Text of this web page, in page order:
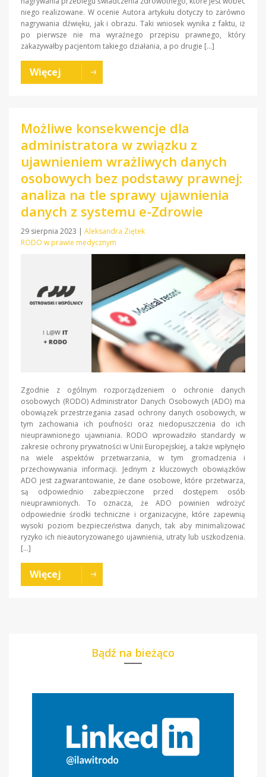
niego realizowane. W ocenie Autora artykułu dotyczy to zarówno
nagrywania dźwięku, jak i obrazu. Taki wniosek wynika z faktu, iż
po pierwsze nie ma wyraźnego przepisu prawnego, który
zakazywałby pacjentom takiego działania, a po drugie […]
Więcej
Możliwe konsekwencje dla
administratora w związku z
ujawnieniem wrażliwych danych
osobowych bez podstawy prawnej:
analiza na tle sprawy ujawnienia
danych z systemu e-Zdrowie
29 sierpnia 2023 | Aleksandra Ziętek
RODO w prawie medycznym
Zgodnie z ogólnym rozporządzeniem o ochronie danych
osobowych (RODO) Administrator Danych Osobowych (ADO) ma
obowiązek przestrzegania zasad ochrony danych osobowych, w
tym zachowania ich poufności oraz niedopuszczenia do ich
nieuprawnionego ujawniania. RODO wprowadziło standardy w
zakresie ochrony prywatności w Unii Europejskiej, a także wpłynęło
na wiele aspektów przetwarzania, w tym gromadzenia i
przechowywania informacji. Jednym z kluczowych obowiązków
ADO jest zagwarantowanie, że dane osobowe, które przetwarza,
są odpowiednio zabezpieczone przed dostępem osób
nieuprawnionych. To oznacza, że ADO powinien wdrożyć
odpowiednie środki techniczne i organizacyjne, które zapewnią
wysoki poziom bezpieczeństwa danych, tak aby minimalizować
ryzyko ich nieautoryzowanego ujawnienia, utraty lub uszkodzenia.
[…]
Więcej
Bądź na bieżąco